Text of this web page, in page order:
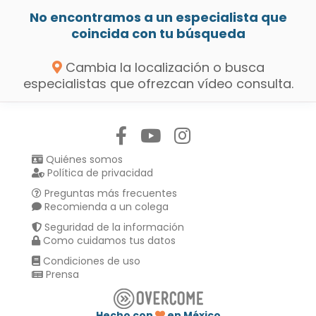
No encontramos a un especialista que
coincida con tu búsqueda
Cambia la localización o busca
especialistas que ofrezcan vídeo consulta.
Quiénes somos
Política de privacidad
Preguntas más frecuentes
Recomienda a un colega
Seguridad de la información
Como cuidamos tus datos
Condiciones de uso
Prensa